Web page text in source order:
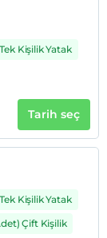
Kişilik Yatak
Tarih seç
Kişilik Yatak
Çift Kişilik